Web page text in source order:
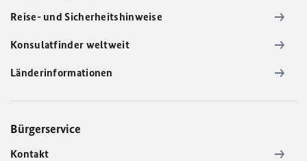
Reise- und Sicherheitshinweise
Konsulatfinder weltweit
Länderinformationen
Bürgerservice
Kontakt